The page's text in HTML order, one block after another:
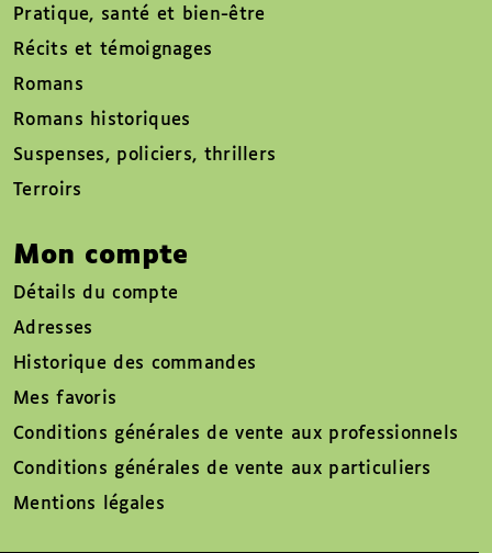
Pratique, santé et bien-être
Récits et témoignages
Romans
Romans historiques
Suspenses, policiers, thrillers
Terroirs
Mon compte
Détails du compte
Adresses
Historique des commandes
Mes favoris
Conditions générales de vente aux professionnels
Conditions générales de vente aux particuliers
Mentions légales